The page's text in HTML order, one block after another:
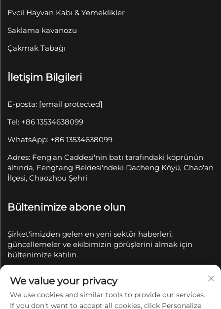
Evcil Hayvan Kabı & Yemeklikler
Saklama kavanozu
Çakmak Tabağı
İletişim Bilgileri
E-posta: [email protected]
Tel: +86 13534638099
WhatsApp: +86 13534638099
Adres: Feng'an Caddesi'nin batı tarafındaki köprünün
altında, Fengtang Beldesi'ndeki Dacheng Köyü, Chao'an
İlçesi, Chaozhou Şehri
Bültenimize abone olun
Şirket'imizden gelen en yeni sektör haberleri,
güncellemeler ve ekibimizin görüşlerini almak için
bültenimize katılın.
We value your privacy
We use cookies and similar tools to provide our services.
If you don't want to accept all cookies, click Personalize